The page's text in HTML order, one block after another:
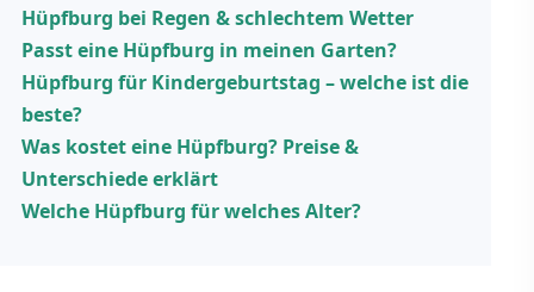
Hüpfburg bei Regen & schlechtem Wetter
Passt eine Hüpfburg in meinen Garten?
Hüpfburg für Kindergeburtstag – welche ist die
beste?
Was kostet eine Hüpfburg? Preise &
Unterschiede erklärt
Welche Hüpfburg für welches Alter?